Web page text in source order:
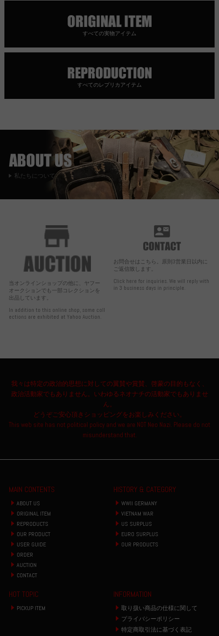
すべての実物アイテム
すべてのレプリカアイテム
私たちについて
当オンラインショップの他に、ヤフー
オークションでも一部コレクションを
出品しています。
In addition to this online shop, some coll
ections are exhibited at Yahoo Auction.
お問合せはこちら。原則3営業日以内に
ご返信致します。
Click here for inquiries. We will reply with
in 3 business days in principle.
我々は特定の政治的思想に対しての翼賛や賞賛、啓蒙の目的もなく、
政治活動家でもありません。いわゆるネオナチの活動家でもありませ
ん。
どうぞご安心頂きショッピングをお楽しみください。
This web site has not political policy and we are NOT Neo Nazi. Please do not
misunderstand that.
MAIN CONTENTS
ABOUT US
ORIGINAL ITEM
REPRODUCTS
OUR PRODUCT
USER GUIDE
ORDER
AUCTION
CONTACT
HISTORY & CATEGORY
WWII GERMANY
VIETNAM WAR
US SURPLUS
EURO SURPLUS
OUR PRODUCTS
HOT TOPIC
PICKUP ITEM
INFORMATION
取り扱い商品の仕様に関して
プライバシーポリシー
特定商取引法に基づく表記